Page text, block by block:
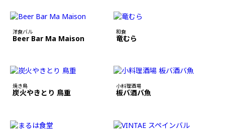
洋食バル
Beer Bar Ma Maison
和食
竜むら
焼き鳥
炭火やきとり 鳥重
小料理酒場
板バ酒バ魚